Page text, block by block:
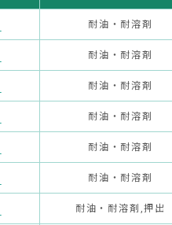
耐油・耐溶剤
耐油・耐溶剤
耐油・耐溶剤
耐油・耐溶剤
耐油・耐溶剤
耐油・耐溶剤
耐油・耐溶剤,押出